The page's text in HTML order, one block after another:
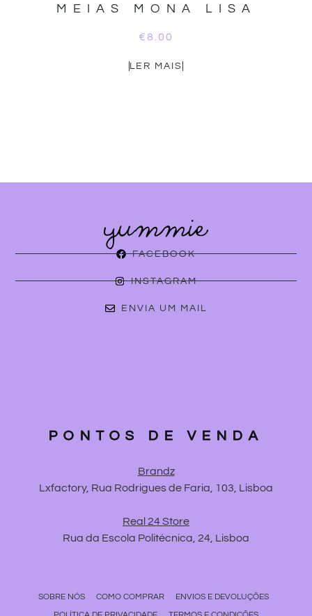
MEIAS MONA LISA
€8.00
LER MAIS
FACEBOOK
INSTAGRAM
ENVIA UM MAIL
PONTOS DE VENDA
Brandz
Lxfactory, Rua Rodrigues de Faria, 103, Lisboa
Real 24 Store
Rua da Escola Politécnica, 24, Lisboa
SOBRE NÓS COMO COMPRAR
ENVIOS E DEVOLUÇÕES